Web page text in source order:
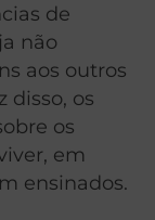
de
não
aos outros
disso, os
os
em
ensinados.